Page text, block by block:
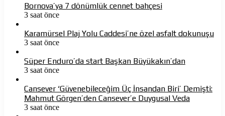
Bornova’ya 7 dönümlük cennet bahçesi
3 saat önce
Karamürsel Plaj Yolu Caddesi’ne özel asfalt dokunuşu
3 saat önce
Süper Enduro’da start Başkan Büyükakın’dan
3 saat önce
Cansever ‘Güvenebileceğim Üç İnsandan Biri’ Demişti:
Mahmut Görgen’den Cansever’e Duygusal Veda
3 saat önce